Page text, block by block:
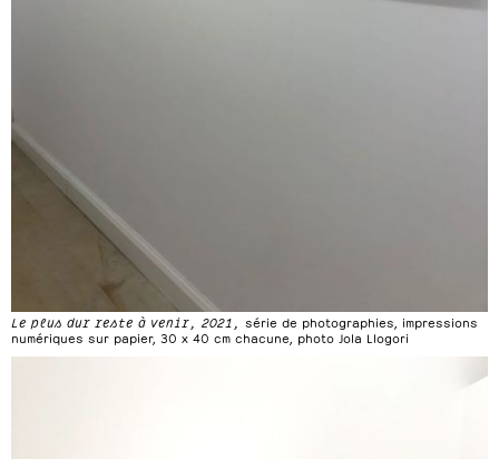
Le plus dur reste à venir, 2021, série de photographies, impressions
numériques sur papier, 30 x 40 cm chacune, photo Jola Llogori